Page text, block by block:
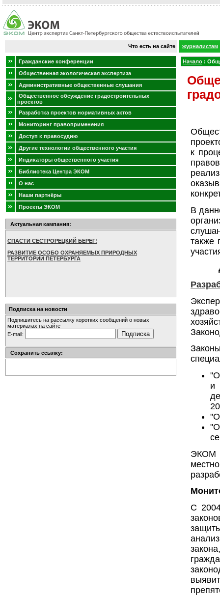
Что есть на сайте журналистам
Гражданские конференции
Общественная экологическая экспертиза
Административные общественные слушания
Общественное обсуждение градостроительных
проектов
Разработка проектов нормативных актов
Мониторинг правоприменения
Доступ к правосудию
Другие технологии общественного участия
Индикаторы общественного участия
Библиотека Центра ЭКОМ
О нас
Наши партнёры
Проекты ЭКОМ
Актуальная кампания:
СПАСТИ СЕСТРОРЕЦКИЙ БЕРЕГ!
РАЗВИТИЕ ОСОБО ОХРАНЯЕМЫХ ПРИРОДНЫХ
ТЕРРИТОРИЙ ПЕТЕРБУРГА
Подписка на новости
Подпишитесь на рассылку коротких сообщений о новых
материалах на сайте
E-mail:
Сохранить ссылку:
Начало :
к
В
также
"О
и
ЭКОМ
С